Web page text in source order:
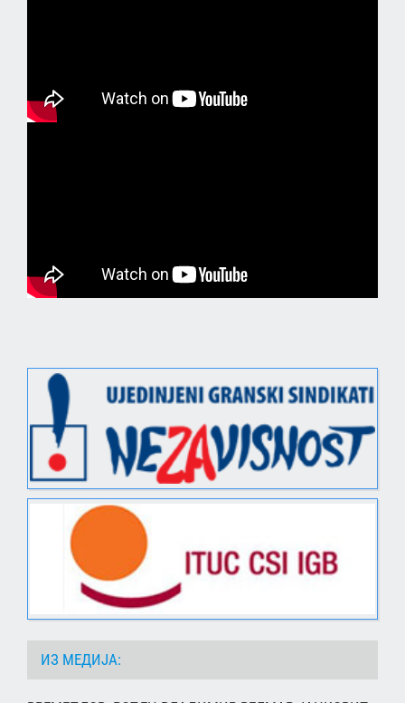
ИЗ МЕДИЈА: